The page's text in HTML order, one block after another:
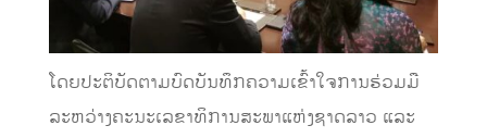
ໂດຍປະຕິບັດຕາມບົດບັນທຶກຄວາມເຂົ້າໃຈການຮ່ວມມື
ລະຫວ່າງຄະນະເລຂາທິການສະພາແຫ່ງຊາດລາວ ແລະ